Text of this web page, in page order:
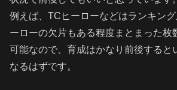
例えば、TCヒーローなどはランキン
ーローの欠片もある程度まとまった枚
可能なので、育成はかなり前後すると
なるはずです。